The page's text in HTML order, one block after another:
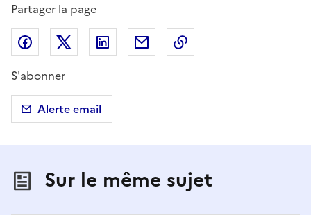
Partager la page
Partager sur Facebook
Partager sur X (anciennement Twitter)
Partager sur LinkedIn
Partager par email
S'abonner
Alerte email
Sur le même sujet